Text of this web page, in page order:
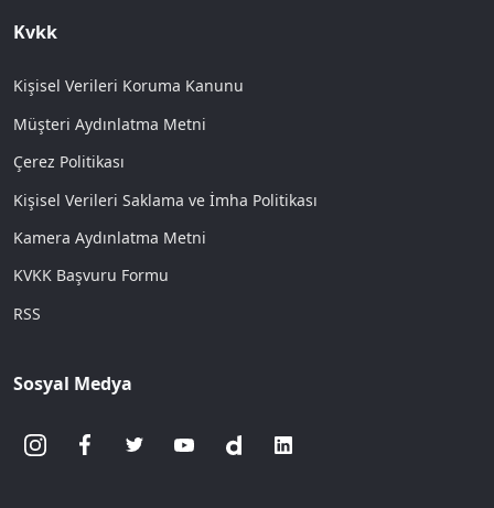
Kvkk
Kişisel Verileri Koruma Kanunu
Müşteri Aydınlatma Metni
Çerez Politikası
Kişisel Verileri Saklama ve İmha Politikası
Kamera Aydınlatma Metni
KVKK Başvuru Formu
RSS
Sosyal Medya